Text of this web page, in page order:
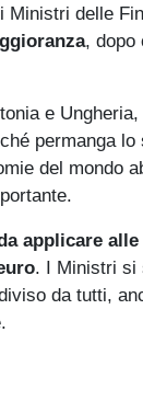
delle
, dopo
e Ungheria,
permanga
del mondo
applicare
. I Ministri si
da tutti,